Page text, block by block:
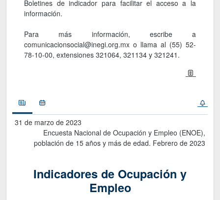
Boletines de indicador para facilitar el acceso a la
información.
Para más información, escribe a
comunicacionsocial@inegi.org.mx o llama al (55) 52-
78-10-00, extensiones 321064, 321134 y 321241.
NoticiasCalendario
31 de marzo de 2023
Encuesta Nacional de Ocupación y Empleo (ENOE),
población de 15 años y más de edad. Febrero de 2023
Indicadores de Ocupación y
Empleo